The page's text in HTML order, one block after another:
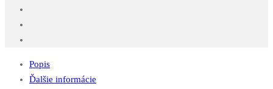
Popis
Ďalšie informácie